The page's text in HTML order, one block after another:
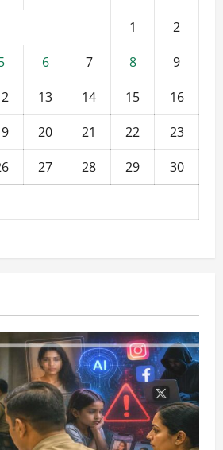
1
2
6 7 8
9
13 14 15
16
20 21 22
23
27 28 29
30